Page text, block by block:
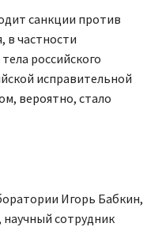
санкции против
в частности
российского
исправительной
вероятно, стало
Игорь Бабкин,
сотрудник